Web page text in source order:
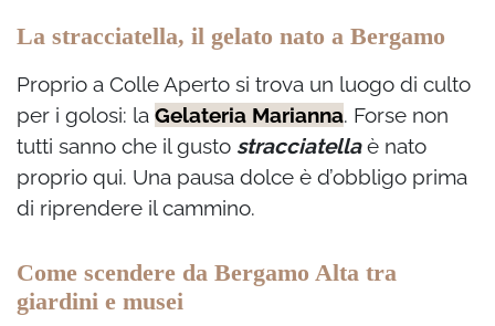
La stracciatella, il gelato nato a Bergamo
Proprio a Colle Aperto si trova un luogo di culto
per i golosi: la Gelateria Marianna. Forse non
tutti sanno che il gusto stracciatellaè nato
proprio qui. Una pausa dolce è d’obbligo prima
di riprendere il cammino.
Come scendere da Bergamo Alta tra
giardini e musei